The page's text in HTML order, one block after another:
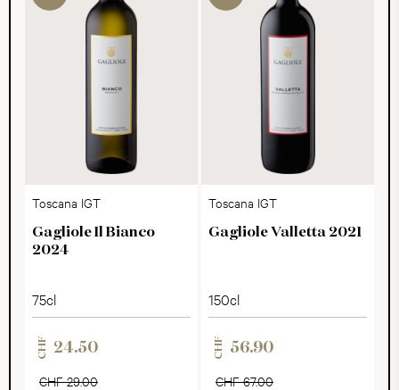
Toscana IGT
Gagliole Il Bianco
2024
75cl
CHF 24.50
CHF 29.00
Toscana IGT
Gagliole Valletta 2021
150cl
CHF 56.90
CHF 67.00